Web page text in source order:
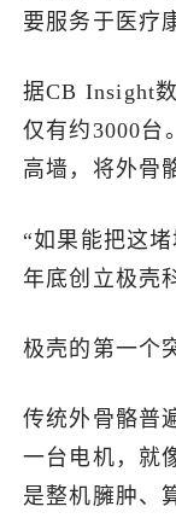
要服务于医疗
据CB Insight
仅有约3000台
高墙，将外骨
“如果能把这
年底创立极壳
极壳的第一个
传统外骨骼普
一台电机，就
是整机臃肿、